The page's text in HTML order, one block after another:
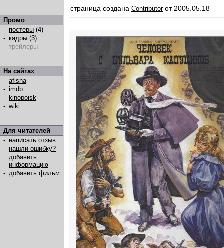
Промо
- постеры (4)
- кадры (3)
- трейлеры
На сайтах
- afisha
- imdb
- kinopoisk
- wiki
Для читателей
- написать отзыв
- нашли ошибку?
- добавить
информацию
- добавить фильм
страница создана Contributorот 2005.05.18